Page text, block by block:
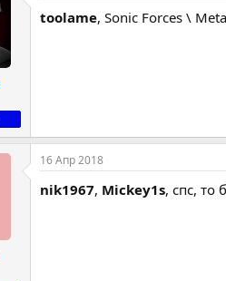
и
toolame, Sonic Forces \
16 Апр 2018
nik1967, Mickey1s, спс, то